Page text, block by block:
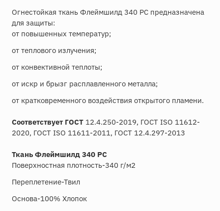
Огнестойкая ткань Флеймшилд 340 РС предназначена
для защиты:
от повышенных температур;
от теплового излучения;
от конвективной теплоты;
от искр и брызг расплавленного металла;
от кратковременного воздействия открытого пламени.
Соответствует ГОСТ 12.4.250-2019, ГОСТ ISO 11612-
2020, ГОСТ ISO 11611-2011, ГОСТ 12.4.297-2013
Ткань Флеймшилд 340 РС
Поверхностная плотность-340 г/м2
Переплетение-Твил
Основа-100% Хлопок